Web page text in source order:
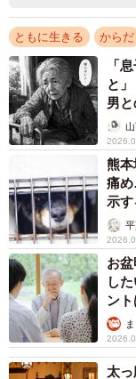
ともに生きる からだ
「
と
男
から
熊
痛
示
お
し
ント
太